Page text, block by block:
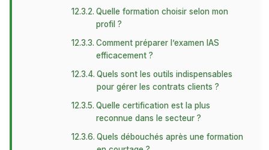
Quelle formation choisir selon mon
profil ?
Comment préparer l’examen IAS
efficacement ?
Quels sont les outils indispensables
pour gérer les contrats clients ?
Quelle certification est la plus
reconnue dans le secteur ?
Quels débouchés après une formation